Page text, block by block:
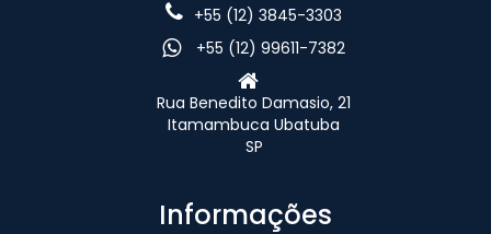
+55 (12) 3845-3303
+55 (12) 99611-7382
Rua Benedito Damasio, 21
Itamambuca Ubatuba
SP
Informações